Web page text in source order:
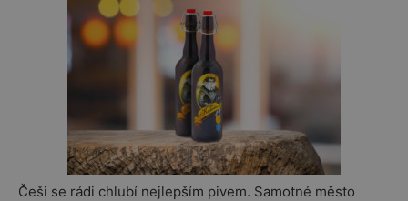
Češi se rádi chlubí nejlepším pivem. Samotné město